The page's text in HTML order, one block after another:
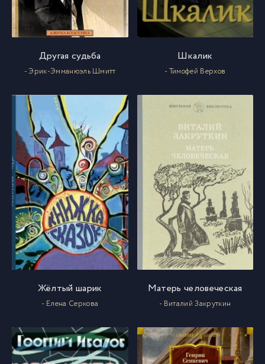
Другая судьба
- Эрик-Эмманюэль Шмитт
Шкалик
- Тимофей Верхов
Жёлтый шарик
- Елена Серкова
Матерь человеческая
- Виталий Закруткин